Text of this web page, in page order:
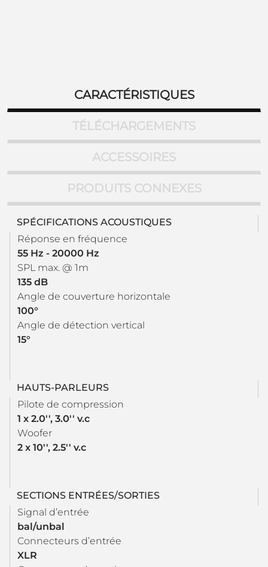
CARACTÉRISTIQUES
TÉLÉCHARGEMENTS
ACCESSOIRES
PRODUITS CONNEXES
SPÉCIFICATIONS ACOUSTIQUES
Réponse en fréquence
55 Hz - 20000 Hz
SPL max. @ 1m
135 dB
Angle de couverture horizontale
100°
Angle de détection vertical
15°
HAUTS-PARLEURS
Pilote de compression
1 x 2.0'', 3.0'' v.c
Woofer
2 x 10'', 2.5'' v.c
SECTIONS ENTRÉES/SORTIES
Signal d’entrée
bal/unbal
Connecteurs d’entrée
XLR